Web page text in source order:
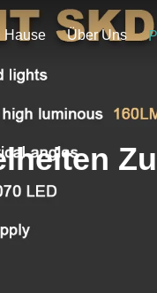
Hause Über Uns